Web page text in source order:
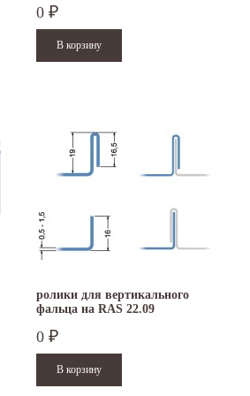
15.10.2024
Приглашаем посетить наш стенд на 30-й
Международной промышленной выставке
Читать дальше
0 ₽
ролики для вертикального
фальца на RAS 22.09
0 ₽